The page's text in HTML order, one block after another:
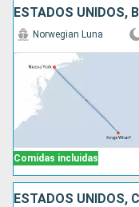
ESTADOS UNIDOS,
Comidas incluidas
Norwegian Luna
ESTADOS UNIDOS,